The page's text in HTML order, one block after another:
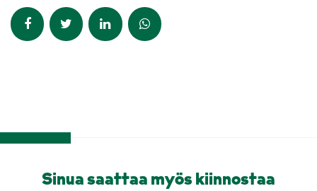
Sinua saattaa myös kiinnostaa